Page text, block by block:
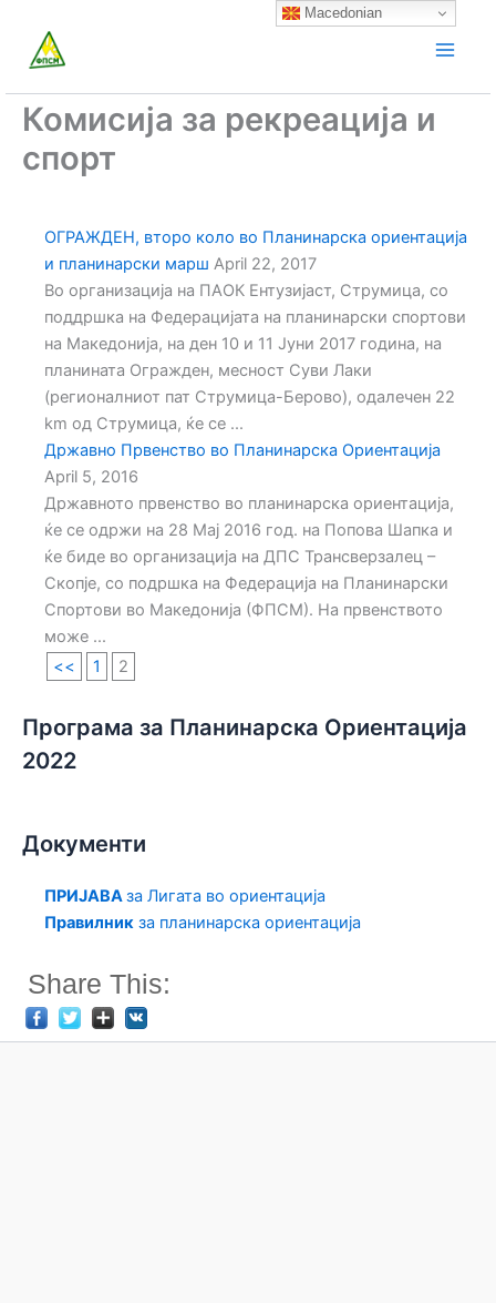
content
Комисија за рекреација и
спорт
ОГРАЖДЕН, второ коло во Планинарска ориентација
и планинарски марш April 22, 2017
Во организација на ПАОК Ентузијаст, Струмица, со
поддршка на Федерацијата на планинарски спортови
на Македонија, на ден 10 и 11 Јуни 2017 година, на
планината Огражден, месност Суви Лаки
(регионалниот пат Струмица-Берово), одалечен 22
km од Струмица, ќе се ...
Државно Првенство во Планинарска Ориентација
April 5, 2016
Државното првенство во планинарска ориентација,
ќе се одржи на 28 Мај 2016 год. на Попова Шапка и
ќе биде во организација на ДПС Трансверзалец –
Скопје, со подршка на Федерација на Планинарски
Спортови во Македонија (ФПСМ). На првенството
може ...
<<
1 2
Програма за Планинарска Ориентација
2022
Документи
ПРИЈАВАза Лигата во ориентација
Правилник за планинарска ориентација
Share This:
Macedonian